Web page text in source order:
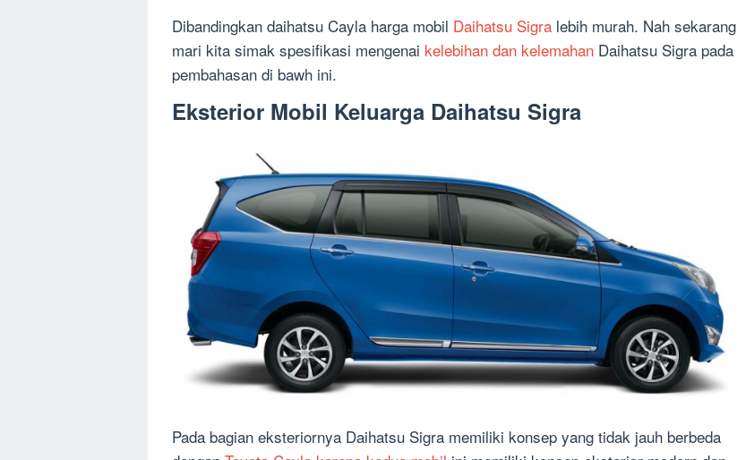
Dibandingkan daihatsu Cayla harga mobil Daihatsu Sigra lebih murah. Nah sekarang
mari kita simak spesifikasi mengenai kelebihan dan kelemahan Daihatsu Sigra pada
pembahasan di bawh ini.
Eksterior Mobil Keluarga Daihatsu Sigra
Pada bagian eksteriornya Daihatsu Sigra memiliki konsep yang tidak jauh berbeda